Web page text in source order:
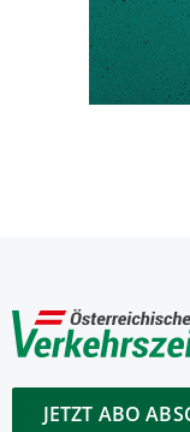
JETZT ABO